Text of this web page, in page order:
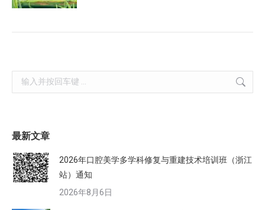
Search:
最新文章
2026年口腔美学多学科修复与重建技术培训班（浙江
站）通知
2026年8月6日